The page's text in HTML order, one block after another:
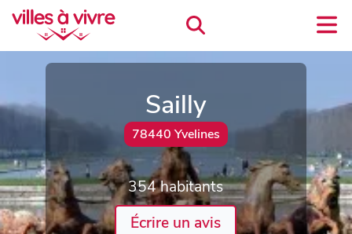
Sailly
78440 Yvelines
354 habitants
Écrire un avis